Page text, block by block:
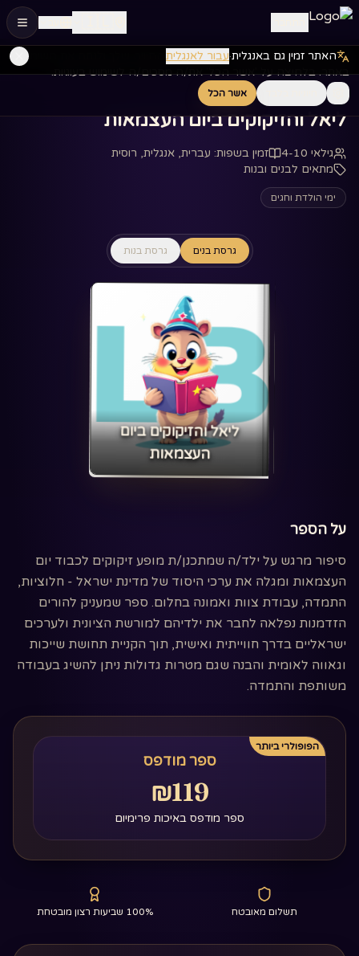
האתר זמין גם באנגלית·עבור לאנגלית
אנחנו משתמשים בעוגיות כדי לשפר את החוויה שלך ולנתח את השימוש
באתר. בלחיצה על 'אשר הכל' את/ה מסכים/ה לשימוש בעוגיות.
אשר הכל
דף הבית ספרים
‏ליאל והזיקוקים ביום העצמאות‏
גילאי 4-10 זמין בשפות: עברית, אנגלית, רוסית
מתאים לבנים ובנות
ימי הולדת וחגים
גרסת בנים גרסת בנות
‏ליאל והזיקוקים ביום
העצמאות‏
על הספר
סיפור מרגש על ילד/ה שמתכנן/ת מופע זיקוקים לכבוד יום
העצמאות ומגלה את ערכי היסוד של מדינת ישראל - חלוציות,
התמדה, עבודת צוות ואמונה בחלום. ספר שמעניק להורים
הזדמנות נפלאה לחבר את ילדיהם למורשת הציונית ולערכים
ישראליים בדרך חווייתית ואישית, תוך הקניית תחושת שייכות
וגאווה לאומית והבנה שגם מטרות גדולות ניתן להשיג בעבודה
משותפת והתמדה.
הפופולרי ביותר
ספר מודפס
₪119
ספר מודפס באיכות פרימיום
תשלום מאובטח 100% שביעות רצון מובטחת